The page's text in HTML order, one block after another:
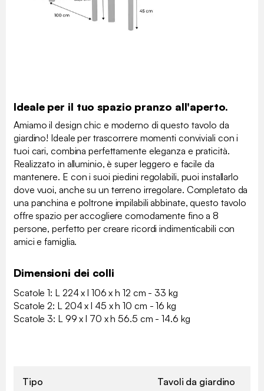
Ideale per il tuo spazio pranzo all'aperto.
Amiamo il design chic e moderno di questo tavolo da
giardino! Ideale per trascorrere momenti conviviali con i
tuoi cari, combina perfettamente eleganza e praticità.
Realizzato in alluminio, è super leggero e facile da
mantenere. E con i suoi piedini regolabili, puoi installarlo
dove vuoi, anche su un terreno irregolare. Completato da
una panchina e poltrone impilabili abbinate, questo tavolo
offre spazio per accogliere comodamente fino a 8
persone, perfetto per creare ricordi indimenticabili con
amici e famiglia.
Dimensioni dei colli
Scatole 1: L 224 x l 106 x h 12 cm - 33 kg
Scatole 2: L 204 x l 45 x h 10 cm - 16 kg
Scatole 3: L 99 x l 70 x h 56.5 cm - 14.6 kg
Tipo Tavoli da giardino